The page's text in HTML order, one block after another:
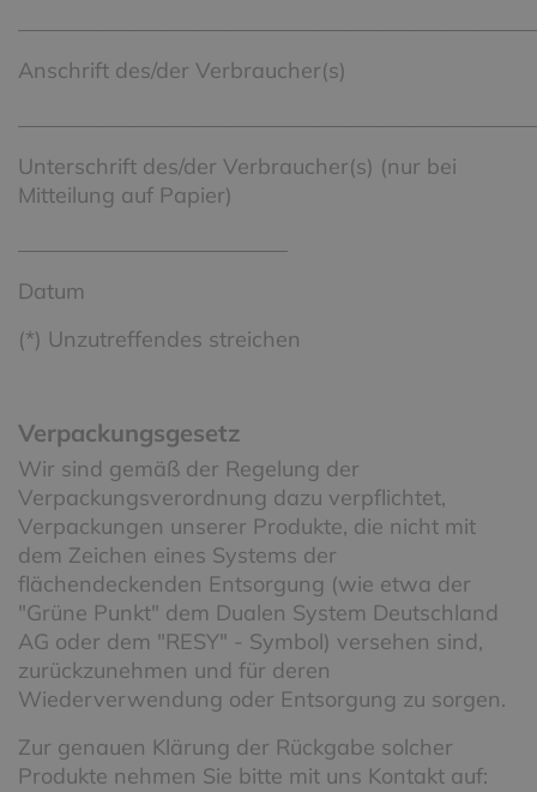
Anschrift des/der Verbraucher(s)
Unterschrift des/der Verbraucher(s) (nur bei
Mitteilung auf Papier)
Datum
(*) Unzutreffendes streichen
Verpackungsgesetz
Wir sind gemäß der Regelung der
Verpackungsverordnung dazu verpflichtet,
Verpackungen unserer Produkte, die nicht mit
dem Zeichen eines Systems der
flächendeckenden Entsorgung (wie etwa der
"Grüne Punkt" dem Dualen System Deutschland
AG oder dem "RESY" - Symbol) versehen sind,
zurückzunehmen und für deren
Wiederverwendung oder Entsorgung zu sorgen.
Zur genauen Klärung der Rückgabe solcher
Produkte nehmen Sie bitte mit uns Kontakt auf: